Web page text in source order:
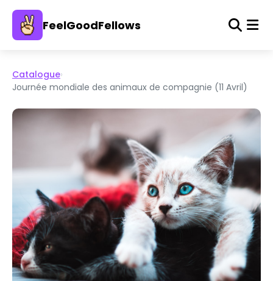
FeelGoodFellows
Catalogue›
Journée mondiale des animaux de compagnie (11 Avril)